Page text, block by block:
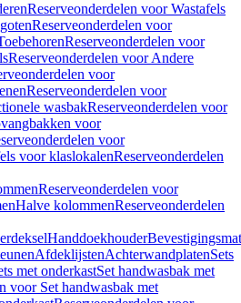
Reserveonderdelen voor Wastafels
Reserveonderdelen voor
Reserveonderdelen voor
Reserveonderdelen voor Andere
voor
Reserveonderdelen voor
wasbakReserveonderdelen voor
voor
voor
voor klaslokalenReserveonderdelen
Reserveonderdelen voor
Halve kolommenReserveonderdelen
Handdoekhouder
AfdeklijstenAchterwandplatenSets
met onderkastSet handwasbak met
voor Set handwasbak met